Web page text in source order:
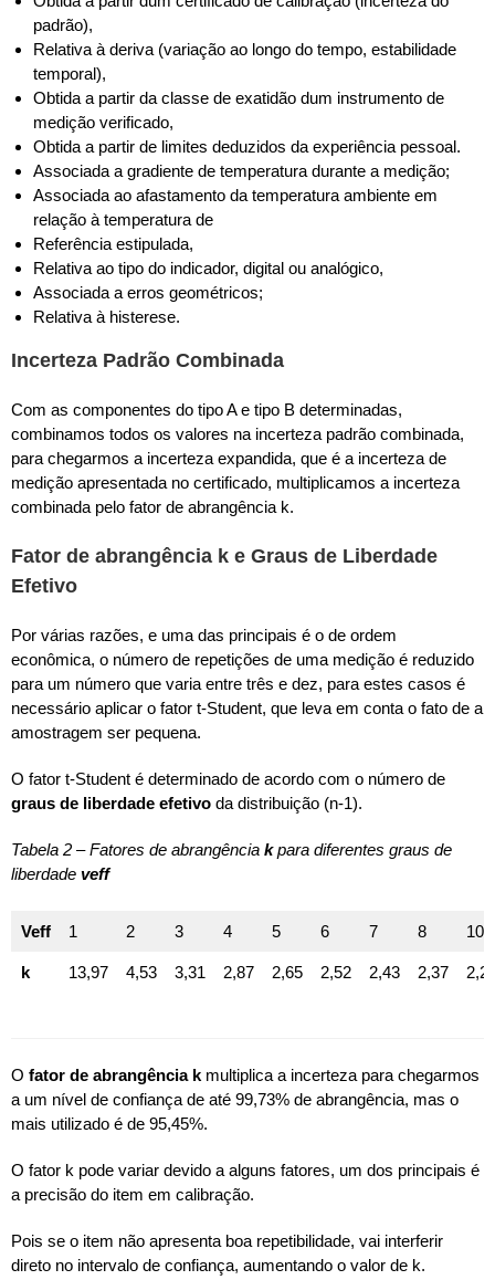
padrão),
Relativa à deriva (variação ao longo do tempo, estabilidade
temporal),
Obtida a partir da classe de exatidão dum instrumento de
medição verificado,
Obtida a partir de limites deduzidos da experiência pessoal.
Associada a gradiente de temperatura durante a medição;
Associada ao afastamento da temperatura ambiente em
relação à temperatura de
Referência estipulada,
Relativa ao tipo do indicador, digital ou analógico,
Associada a erros geométricos;
Relativa à histerese.
Incerteza Padrão Combinada
Com as componentes do tipo A e tipo B determinadas,
combinamos todos os valores na incerteza padrão combinada,
para chegarmos a incerteza expandida, que é a incerteza de
medição apresentada no certificado, multiplicamos a incerteza
combinada pelo fator de abrangência k.
Fator de abrangência k e Graus de Liberdade
Efetivo
Por várias razões, e uma das principais é o de ordem
econômica, o número de repetições de uma medição é reduzido
para um número que varia entre três e dez, para estes casos é
necessário aplicar o fator t-Student, que leva em conta o fato de a
amostragem ser pequena.
O fator t-Student é determinado de acordo com o número de
graus de liberdade efetivo da distribuição (n-1).
Tabela 2 – Fatores de abrangência kpara diferentes graus de
liberdade veff
Veff 1 2 3 4 5 6 7 8 10
k 13,97 4,53 3,31 2,87 2,65 2,52 2,43 2,37
O fator de abrangência k multiplica a incerteza para chegarmos
a um nível de confiança de até 99,73% de abrangência, mas o
mais utilizado é de 95,45%.
O fator k pode variar devido a alguns fatores, um dos principais é
a precisão do item em calibração.
Pois se o item não apresenta boa repetibilidade, vai interferir
direto no intervalo de confiança, aumentando o valor de k.